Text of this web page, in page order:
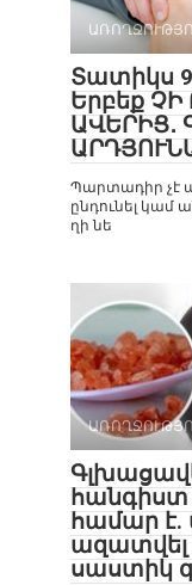
Տատիկս
Երբեք
ԱՎԵՐԻՑ․
Պարտադիր չէ
ընդունել կամ
ղի նե
հանգիստ
համար է.
ազատվել
սաստիկ